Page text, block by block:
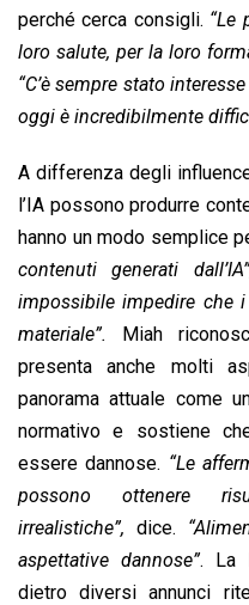
perché cerca consigli. “Le
loro salute, per la loro
“C’è sempre stato
oggi è incredibilmente
A differenza degli
l’IA possono produrre
hanno un modo semplice
contenuti generati
impossibile impedire che
materiale”.
Miah
presenta anche molti
panorama attuale come
normativo e sostiene
essere dannose. “Le
possono ottenere
irrealistiche”, dice.
aspettative dannose”. La
dietro diversi annunci